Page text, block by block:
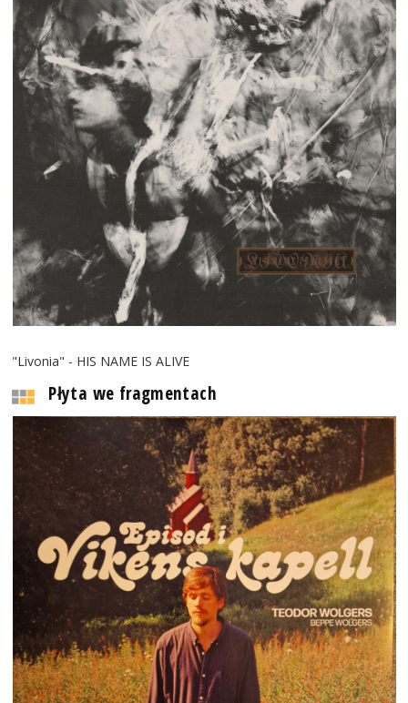
"Livonia" - HIS NAME IS ALIVE
Płyta we fragmentach